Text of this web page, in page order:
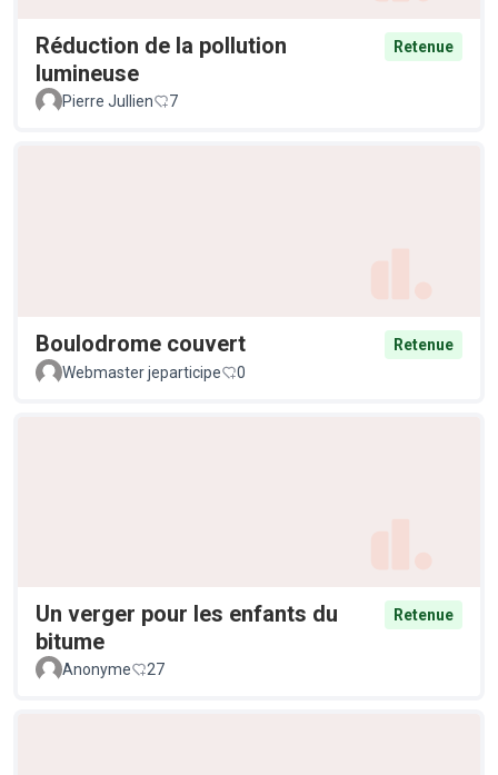
Réduction de la pollution
lumineuse
Retenue
Pierre Jullien 7
Boulodrome couvert
Retenue
Webmaster jeparticipe
0
Un verger pour les enfants du
bitume
Retenue
Anonyme 27